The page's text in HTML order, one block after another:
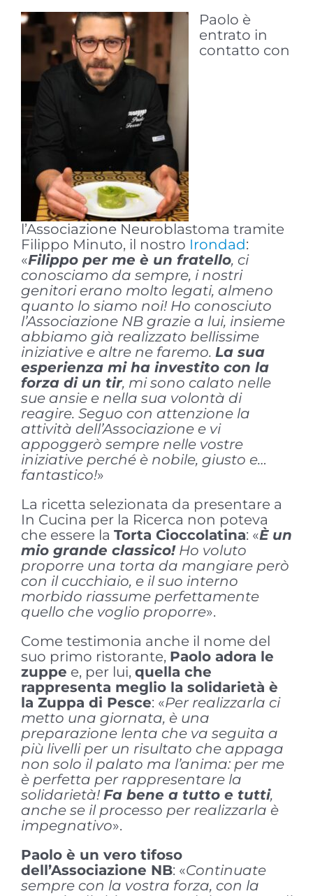
Paolo è
entrato in
contatto con
l’Associazione Neuroblastoma tramite
Filippo Minuto, il nostro Irondad:
«Filippo per me è un fratello, ci
conosciamo da sempre, i nostri
genitori erano molto legati, almeno
quanto lo siamo noi! Ho conosciuto
l’Associazione NB grazie a lui, insieme
abbiamo già realizzato bellissime
iniziative e altre ne faremo. La sua
esperienza mi ha investito con la
forza di un tir, mi sono calato nelle
sue ansie e nella sua volontà di
reagire. Seguo con attenzione la
attività dell’Associazione e vi
appoggerò sempre nelle vostre
iniziative perché è nobile, giusto e…
fantastico!»
La ricetta selezionata da presentare a
In Cucina per la Ricerca non poteva
che essere la Torta Cioccolatina: «È un
mio grande classico!Ho voluto
proporre una torta da mangiare però
con il cucchiaio, e il suo interno
morbido riassume perfettamente
quello che voglio proporre».
Come testimonia anche il nome del
suo primo ristorante, Paolo adora le
zuppe e, per lui, quella che
rappresenta meglio la solidarietà è
la Zuppa di Pesce: «Per realizzarla ci
metto una giornata, è una
preparazione lenta che va seguita a
più livelli per un risultato che appaga
non solo il palato ma l’anima: per me
è perfetta per rappresentare la
solidarietà! Fa bene a tutto e tutti,
anche se il processo per realizzarla è
impegnativo».
Paolo è un vero tifoso
dell’Associazione NB: «Continuate
sempre con la vostra forza, con la